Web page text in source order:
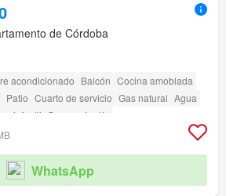
de Córdoba
acondicionado Balcón Cocina amoblada
Patio Cuarto de servicio Gas natural Agua
infantil Sauna Jardín
WhatsApp